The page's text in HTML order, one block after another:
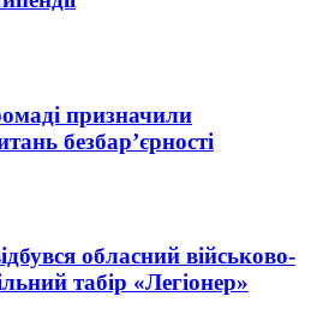
призначили
безбар’єрності
обласний військово-
табір «Легіонер»